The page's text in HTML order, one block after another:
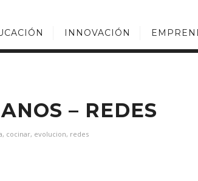
INNOVACIÓN
– REDES
, cocinar, evolucion, redes